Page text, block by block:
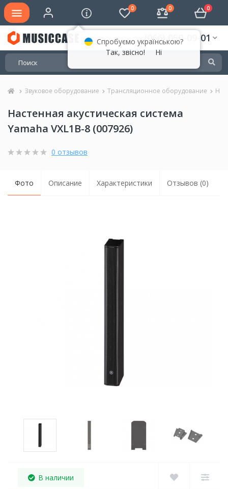
0 0 0
(066) 050-09-01
Звуковое оборудование Трансляционное оборудование
Настенная акустическая система
Yamaha VXL1B-8 (007926)
0 отзывов
Фото Описание Характеристики Отзывов (0)
В наличии
Спробуємо українською?
Так, звісно!
Ні